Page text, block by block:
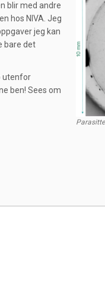
blir med andre
hos NIVA. Jeg
jeg kan
bare det
utenfor
ben! Sees om